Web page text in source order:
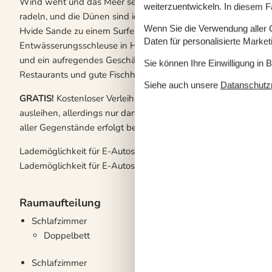
radeln, und die Dünen sind ideal zum Drachensteigen.
Hvide Sande zu einem Surferparadies, und auch Angler
Entwässerungsschleuse in Hvide Sande die Angel
und ein aufregendes Geschäftsleben, und im Sommer
Restaurants und gute Fischhändler mit allem, was das Meer
GRATIS! Kostenloser Verleih von Kinderreisebetten und
ausleihen, allerdings nur dann, wenn auch in Ihrem
aller Gegenstände erfolgt bei .
Lademöglichkeit für E-Autos: Schauen Sie bitte unter
Lademöglichkeit für E-Autos vorhanden ist.
Raumaufteilung
Schlafzimmer
Doppelbett
Schlafzimmer
weiterzuentwickeln. In diesem
Wenn Sie die Verwendung
Daten für personalisierte
Sie können Ihre Einwilligung in
Siehe auch unsere